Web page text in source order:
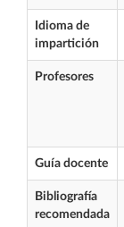
Idioma de
impartición
Profesores
Guía docente
Bibliografía
recomendada